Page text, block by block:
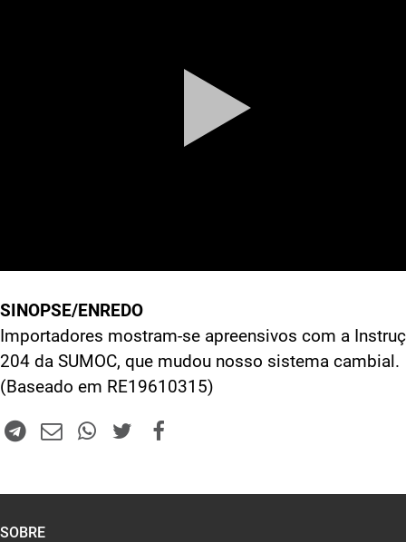
SINOPSE/ENREDO
Importadores mostram-se apreensivos com a
204 da SUMOC, que mudou nosso sistema cambial.
(Baseado em RE19610315)
SOBRE